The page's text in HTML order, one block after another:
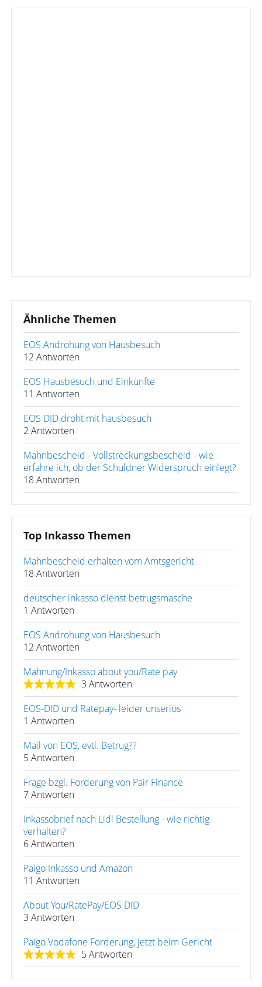
Ähnliche Themen
EOS Androhung von Hausbesuch
12 Antworten
EOS Hausbesuch und Einkünfte
11 Antworten
EOS DID droht mit hausbesuch
2 Antworten
Mahnbescheid - Vollstreckungsbescheid - wie
erfahre ich, ob der Schuldner Widerspruch einlegt?
18 Antworten
Top Inkasso Themen
Mahnbescheid erhalten vom Amtsgericht
18 Antworten
deutscher inkasso dienst betrugsmasche
1 Antworten
EOS Androhung von Hausbesuch
12 Antworten
Mahnung/Inkasso about you/Rate pay
3 Antworten
EOS-DID und Ratepay- leider unseriös
1 Antworten
Mail von EOS, evtl. Betrug??
5 Antworten
Frage bzgl. Forderung von Pair Finance
7 Antworten
Inkassobrief nach Lidl Bestellung - wie richtig
verhalten?
6 Antworten
Paigo Inkasso und Amazon
11 Antworten
About You/RatePay/EOS DID
3 Antworten
Paigo Vodafone Forderung, jetzt beim Gericht
5 Antworten